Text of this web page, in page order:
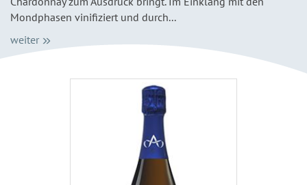
Mondphasen vinifiziert und durch...
weiter